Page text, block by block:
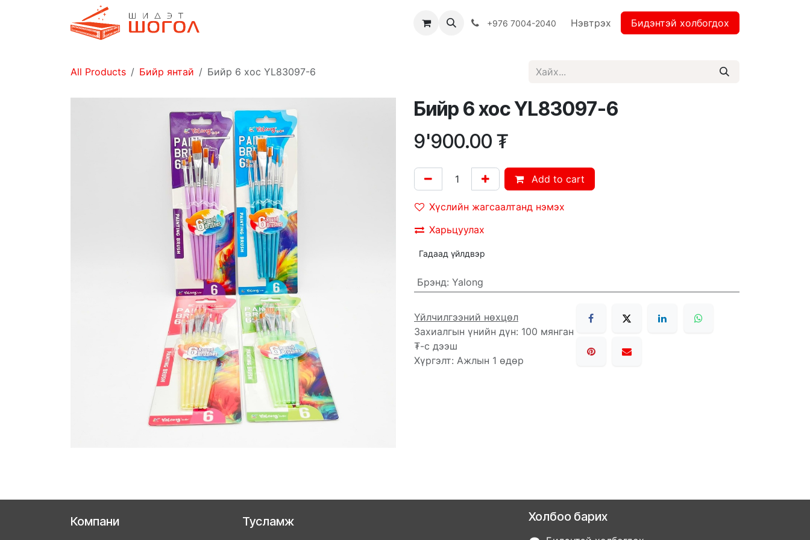
Хямдрал ♻️ Эко шогол+976 7004-2040 Нэвтрэх Бидэнтэй холбогдох
All Products Бийр янтай Бийр 6 хос YL83097-6
Бийр 6 хос YL83097-6
9'900.00 ₮
Add to cart
Хүслийн жагсаалтанд нэмэх
Харьцуулах
Гадаад үйлдвэр
Брэнд: Yalong
Үйлчилгээний нөхцөл
Захиалгын үнийн дүн: 100 мянган
₮-с дээш
Хүргэлт: Ажлын 1 өдөр
Компани Тусламж Холбоо барих